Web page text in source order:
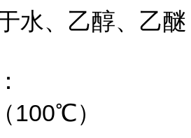
水、乙醇、乙醚
100℃）